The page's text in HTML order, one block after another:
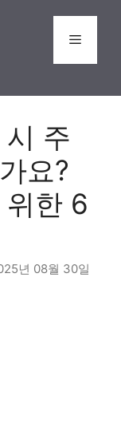
Menu
주
요?
위한 6
년 08월 30일